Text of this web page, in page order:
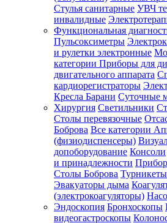
Стулья санитарные УВЧ
инвалидные
Функциональная
Пульсоксиметры
и рулетки электронные
категории Приборы для
двигательного аппарата
кардиорегистраторы
Кресла Барани Суточные
Хирургия Светильники
Столы перевязочные
Боброва Все категории
(физиодиспенсеры)
допоборудование Консоли
и принадлежности
Столы Боброва
Эвакуаторы дыма
(электрокоагуляторы)
Эндоскопия Бронхоскопы
видеогастроскопы